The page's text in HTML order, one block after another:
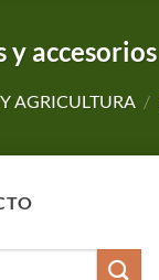
y accesorios
AGRICULTURA /